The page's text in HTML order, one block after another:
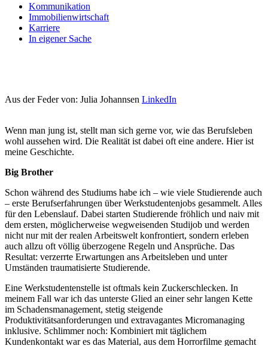
Kommunikation
Immobilienwirtschaft
Karriere
In eigener Sache
Aus der Feder von: Julia Johannsen LinkedIn
Wenn man jung ist, stellt man sich gerne vor, wie das Berufsleben
wohl aussehen wird. Die Realität ist dabei oft eine andere. Hier ist
meine Geschichte.
Big Brother
Schon während des Studiums habe ich – wie viele Studierende auch
– erste Berufserfahrungen über Werkstudentenjobs gesammelt. Alles
für den Lebenslauf. Dabei starten Studierende fröhlich und naiv mit
dem ersten, möglicherweise wegweisenden Studijob und werden
nicht nur mit der realen Arbeitswelt konfrontiert, sondern erleben
auch allzu oft völlig überzogene Regeln und Ansprüche. Das
Resultat: verzerrte Erwartungen ans Arbeitsleben und unter
Umständen traumatisierte Studierende.
Eine Werkstudentenstelle ist oftmals kein Zuckerschlecken. In
meinem Fall war ich das unterste Glied an einer sehr langen Kette
im Schadensmanagement, stetig steigende
Produktivitätsanforderungen und extravagantes Micromanaging
inklusive. Schlimmer noch: Kombiniert mit täglichem
Kundenkontakt war es das Material, aus dem Horrorfilme gemacht